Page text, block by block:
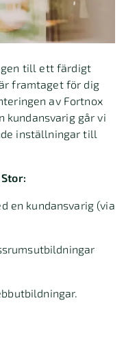
till ett färdigt
framtaget för dig
av Fortnox
kundansvarig går vi
inställningar till
en kundansvarig (via